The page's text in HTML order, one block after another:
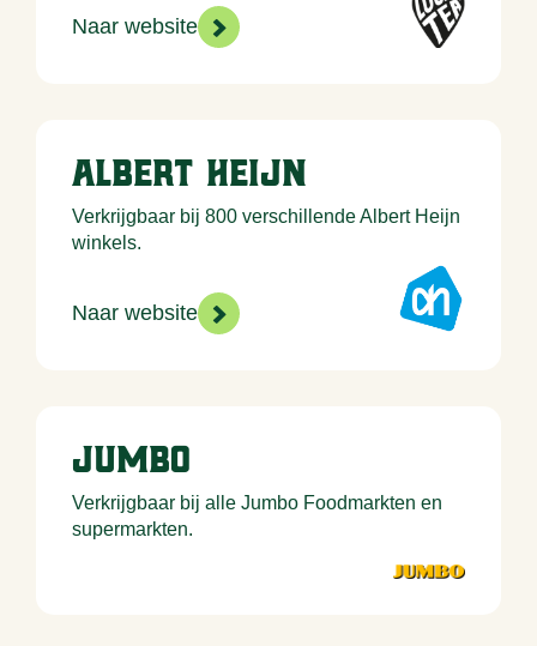
Naar website >
Albert Heijn
Verkrijgbaar bij 800 verschillende Albert Heijn
winkels.
Naar website >
Jumbo
Verkrijgbaar bij alle Jumbo Foodmarkten en
supermarkten.